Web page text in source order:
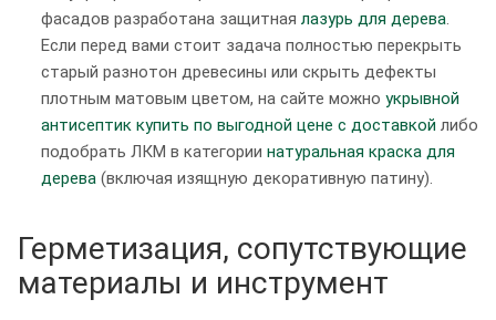
фасадов разработана защитная лазурь для дерева.
Если перед вами стоит задача полностью перекрыть
старый разнотон древесины или скрыть дефекты
плотным матовым цветом, на сайте можно укрывной
антисептик купить по выгодной цене с доставкой либо
подобрать ЛКМ в категории натуральная краска для
дерева (включая изящную декоративную патину).
Герметизация, сопутствующие
материалы и инструмент